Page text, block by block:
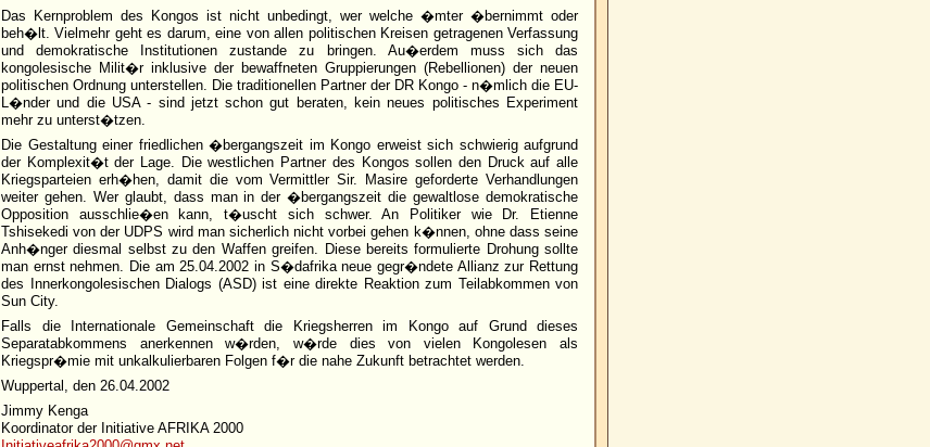
Das Kernproblem des Kongos ist nicht unbedingt, wer welche �mter �bernimmt oder
beh�lt. Vielmehr geht es darum, eine von allen politischen Kreisen getragenen Verfassung
und demokratische Institutionen zustande zu bringen. Au�erdem muss sich das
kongolesische Milit�r inklusive der bewaffneten Gruppierungen (Rebellionen) der neuen
politischen Ordnung unterstellen. Die traditionellen Partner der DR Kongo - n�mlich die EU-
L�nder und die USA - sind jetzt schon gut beraten, kein neues politisches Experiment
mehr zu unterst�tzen.
Die Gestaltung einer friedlichen �bergangszeit im Kongo erweist sich schwierig aufgrund
der Komplexit�t der Lage. Die westlichen Partner des Kongos sollen den Druck auf alle
Kriegsparteien erh�hen, damit die vom Vermittler Sir. Masire geforderte Verhandlungen
weiter gehen. Wer glaubt, dass man in der �bergangszeit die gewaltlose demokratische
Opposition ausschlie�en kann, t�uscht sich schwer. An Politiker wie Dr. Etienne
Tshisekedi von der UDPS wird man sicherlich nicht vorbei gehen k�nnen, ohne dass seine
Anh�nger diesmal selbst zu den Waffen greifen. Diese bereits formulierte Drohung sollte
man ernst nehmen. Die am 25.04.2002 in S�dafrika neue gegr�ndete Allianz zur Rettung
des Innerkongolesischen Dialogs (ASD) ist eine direkte Reaktion zum Teilabkommen von
Sun City.
Falls die Internationale Gemeinschaft die Kriegsherren im Kongo auf Grund dieses
Separatabkommens anerkennen w�rden, w�rde dies von vielen Kongolesen als
Kriegspr�mie mit unkalkulierbaren Folgen f�r die nahe Zukunft betrachtet werden.
Wuppertal, den 26.04.2002
Jimmy Kenga
Koordinator der Initiative AFRIKA 2000